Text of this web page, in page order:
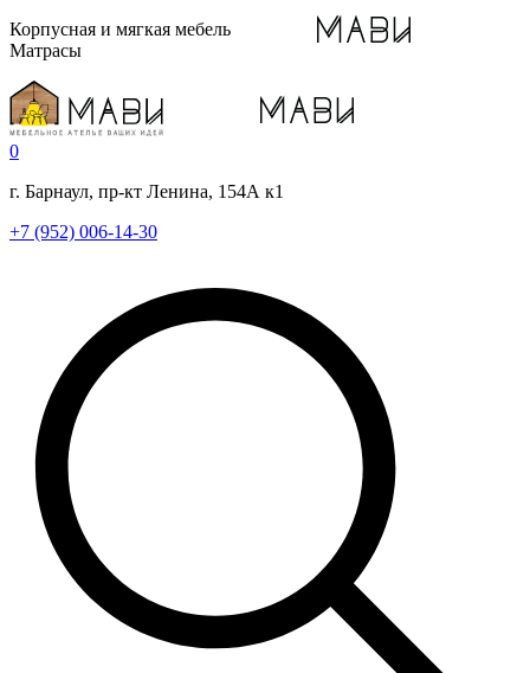
Корпусная и мягкая мебель
Матрасы
0
г. Барнаул, пр-кт Ленина, 154А к1
+7 (952) 006-14-30